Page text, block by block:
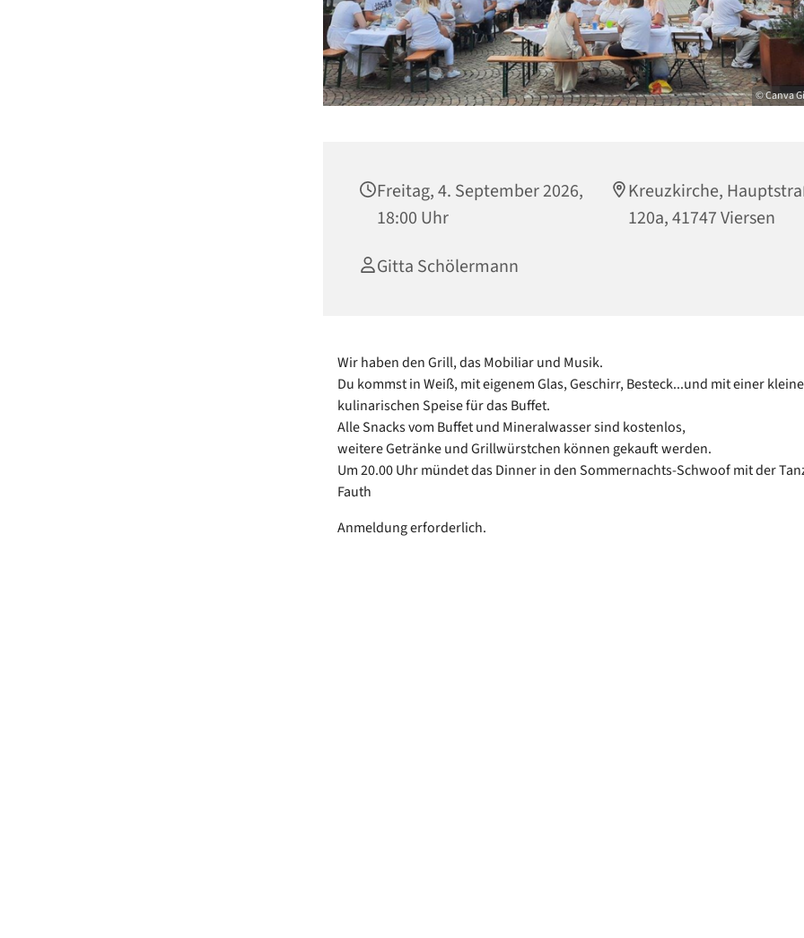
© Canva
Freitag, 4. September 2026,
18:00 Uhr
Kreuzkirche,
120a, 41747 Viersen
Gitta Schölermann
Wir haben den Grill, das Mobiliar und Musik.
Du kommst in Weiß, mit eigenem Glas, Geschirr, Besteck...und mit einer
kulinarischen Speise für das Buffet.
Alle Snacks vom Buffet und Mineralwasser sind kostenlos,
weitere Getränke und Grillwürstchen können gekauft werden.
Um 20.00 Uhr mündet das Dinner in den Sommernachts-Schwoof mit der
Fauth
Anmeldung erforderlich.